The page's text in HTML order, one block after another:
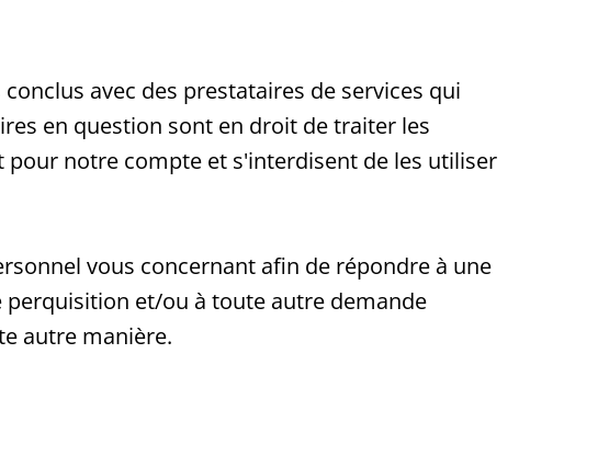
avec des prestataires de services qui
en question sont en droit de traiter les
notre compte et s'interdisent de les utiliser
vous concernant afin de répondre à une
perquisition et/ou à toute autre demande
autre manière.